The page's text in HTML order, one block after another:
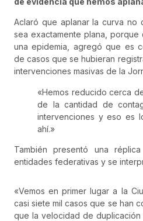
Aclaró que aplanar la curva no
sea exactamente plana,
una epidemia, agregó que es
de casos que se hubieran
intervenciones masivas de la
«Hemos reducido cerca
de la cantidad de
intervenciones y eso es
ahí.»
También presentó una
entidades federativas y se
«Vemos en primer lugar a la
casi siete mil casos que se han
que la velocidad de